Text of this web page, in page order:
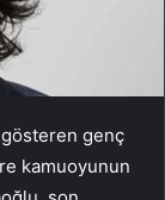
genç
kamuoyunun